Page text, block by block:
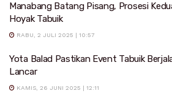
Manabang Batang Pisang, Prosesi
Hoyak Tabuik
RABU, 2 JULI 2025 | 10:57
Yota Balad Pastikan Event Tabuik
Lancar
KAMIS, 26 JUNI 2025 | 12:11